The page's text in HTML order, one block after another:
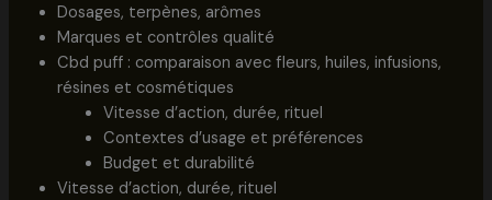
Dosages, terpènes, arômes
Marques et contrôles qualité
Cbd puff : comparaison avec fleurs, huiles, infusions,
résines et cosmétiques
Vitesse d’action, durée, rituel
Contextes d’usage et préférences
Budget et durabilité
Vitesse d’action, durée, rituel